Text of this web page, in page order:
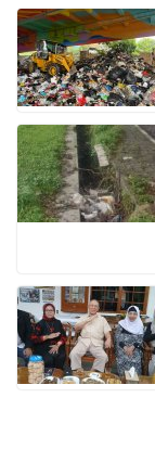
o
k
r
p
p